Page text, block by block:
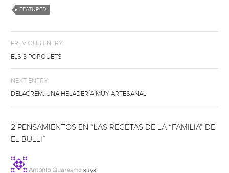
FEATURED
PREVIOUS ENTRY:
ELS 3 PORQUETS
NEXT ENTRY:
DELACREM, UNA HELADERÍA MUY ARTESANAL
2 PENSAMIENTOS EN “LAS RECETAS DE LA “FAMILIA” DE
EL BULLI”
António Quaresma says: